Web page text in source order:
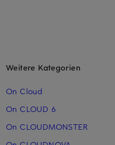
Weitere Kategorien
On Cloud
On CLOUD 6
On CLOUDMONSTER